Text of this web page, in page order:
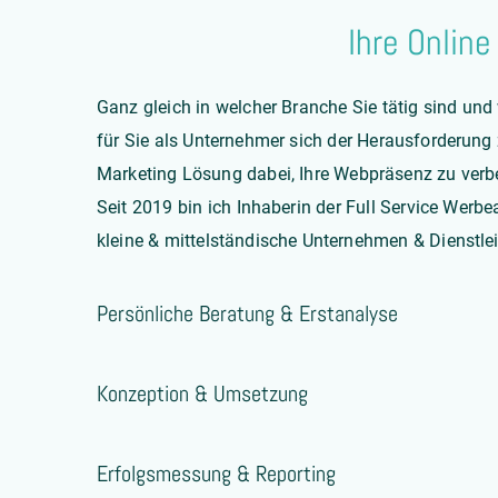
Ihre
Ganz gleich in welcher Branche Sie tätig sind
für Sie als Unternehmer sich der
Marketing Lösung dabei, Ihre Webpräsenz zu
Seit 2019 bin ich Inhaberin der Full Service
kleine & mittelständische Unternehmen &
Persönliche Beratung & Erstanalyse
Konzeption & Umsetzung
Erfolgsmessung & Reporting